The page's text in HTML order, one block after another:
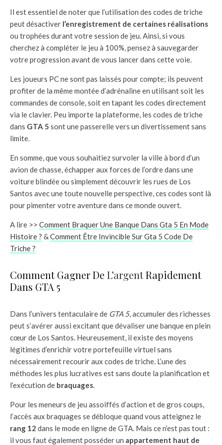
Il est essentiel de noter que l’utilisation des codes de triche
peut désactiver l’enregistrement de certaines réalisations
ou trophées durant votre session de jeu. Ainsi, si vous
cherchez à compléter le jeu à 100%, pensez à sauvegarder
votre progression avant de vous lancer dans cette voie.
Les joueurs PC ne sont pas laissés pour compte; ils peuvent
profiter de la même montée d’adrénaline en utilisant soit les
commandes de console, soit en tapant les codes directement
via le clavier. Peu importe la plateforme, les codes de triche
dans GTA 5 sont une passerelle vers un divertissement sans
limite.
En somme, que vous souhaitiez survoler la ville à bord d’un
avion de chasse, échapper aux forces de l’ordre dans une
voiture blindée ou simplement découvrir les rues de Los
Santos avec une toute nouvelle perspective, ces codes sont là
pour pimenter votre aventure dans ce monde ouvert.
A lire >> Comment Braquer Une Banque Dans Gta 5 En Mode
Histoire ? &Comment Être Invincible Sur Gta 5 Code De
Triche ?
Comment Gagner De L’argentRapidement
Dans GTA 5
Dans l’univers tentaculaire de GTA 5, accumuler des richesses
peut s’avérer aussi excitant que dévaliser une banque en plein
cœur de Los Santos. Heureusement, il existe des moyens
légitimes d’enrichir votre portefeuille virtuel sans
nécessairement recourir aux codes de triche. L’une des
méthodes les plus lucratives est sans doute la planification et
l’exécution de braquages.
Pour les meneurs de jeu assoiffés d’action et de gros coups,
l’accès aux braquages se débloque quand vous atteignez le
rang 12 dans le mode en ligne de GTA. Mais ce n’est pas tout :
il vous faut également posséder un appartement haut de